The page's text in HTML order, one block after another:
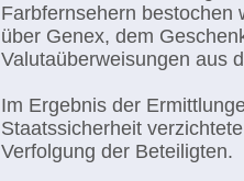
Farbfernsehern bestochen
über Genex, dem
Valutaüberweisungen aus
Im Ergebnis der
Staatssicherheit
Verfolgung der Beteiligten.